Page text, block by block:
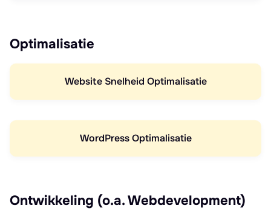
Optimalisatie
Website Snelheid Optimalisatie
WordPress Optimalisatie
Ontwikkeling (o.a. Webdevelopment)